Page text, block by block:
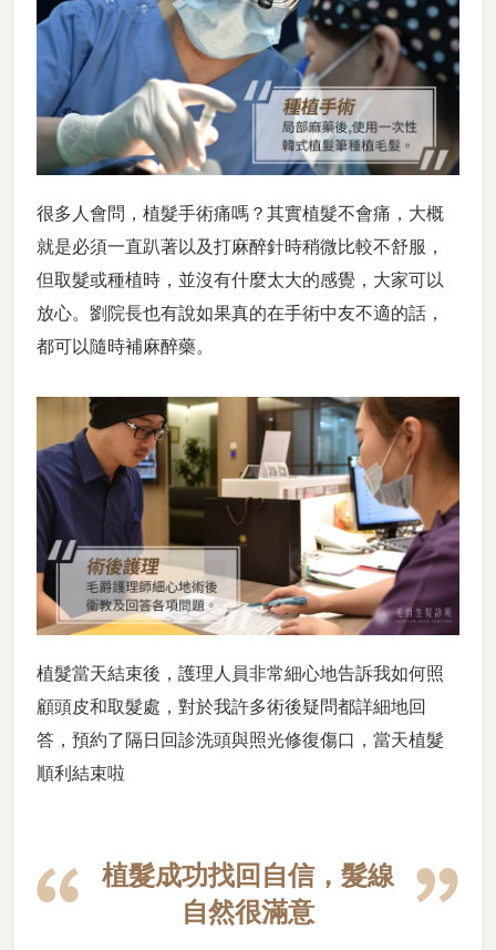
很多人會問，植髮手術痛嗎？其實植髮不會痛，大概
就是必須一直趴著以及打麻醉針時稍微比較不舒服，
但取髮或種植時，並沒有什麼太大的感覺，大家可以
放心。劉院長也有說如果真的在手術中友不適的話，
都可以隨時補麻醉藥。
植髮當天結束後，護理人員非常細心地告訴我如何照
顧頭皮和取髮處，對於我許多術後疑問都詳細地回
答，預約了隔日回診洗頭與照光修復傷口，當天植髮
順利結束啦
植髮成功找回自信，髮線
自然很滿意